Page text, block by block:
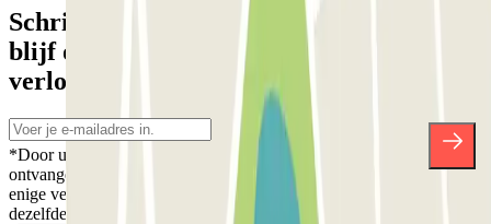
Schrijf je in voor onze nieuwsbrief en
blijf op de hoogte van kortingen,
verlotingen en vele andere verrassingen.
*Door u in te schrijven aanvaardt u ons Privacybeleid voor het
ontvangen van commerciële communicatie van Parclick. Zonder
enige verplichting kunt u zich uitschrijven wanneer u maar wilt in
dezelfde nieuwsbrief.